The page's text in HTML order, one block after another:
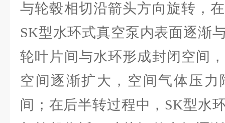
与轮毂相切沿箭头方向旋转，
SK型水环式真空泵内表面逐渐
轮叶片间与水环形成封闭空间
空间逐渐扩大，空间气体压
间；在后半转过程中，SK型水